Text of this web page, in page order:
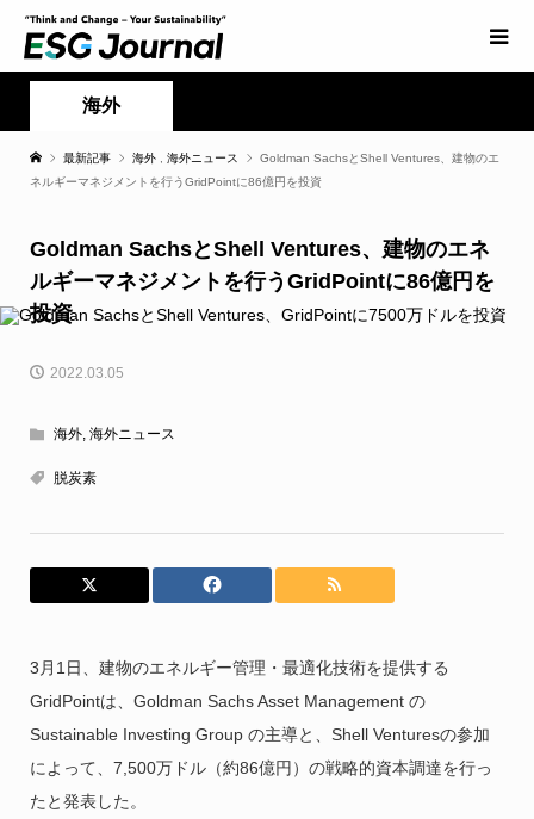
海外
最新記事 海外 海外ニュース
Goldman SachsとShell Ventures、建物のエ
ネルギーマネジメントを行うGridPointに86億円を投資
Goldman SachsとShell Ventures、建物のエネ
ルギーマネジメントを行うGridPointに86億円を
投資
2022.03.05
海外, 海外ニュース
脱炭素
3月1日、建物のエネルギー管理・最適化技術を提供する
GridPointは、Goldman Sachs Asset Management の
Sustainable Investing Group の主導と、Shell Venturesの参加
によって、7,500万ドル（約86億円）の戦略的資本調達を行っ
たと発表した。